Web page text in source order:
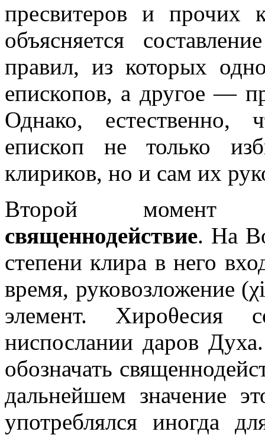
пресвитеров и прочих
объясняется
правил, из которых
епископов, а другое —
Однако, естественно,
епископ не только
клириков, но и сам их
Второй момент
священнодействие. На
степени клира в него
время, руковозложение (χ
элемент. Хироθесия
ниспослании даров
обозначать
дальнейшем значение
употреблялся иногда